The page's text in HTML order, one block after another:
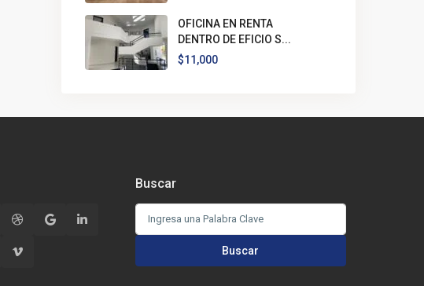
OFICINA EN RENTA
DENTRO DE EFICIO S...
$11,000
Buscar
Buscar